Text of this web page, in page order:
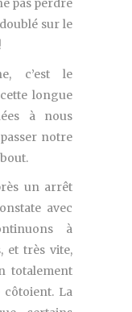
sur le
c’est le
longue
à nous
notre
un arrêt
avec
à
et très vite,
totalement
côtoient. La